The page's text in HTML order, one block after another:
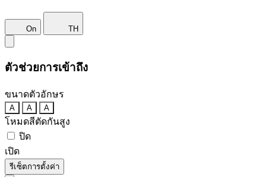
On TH
ตัวช่วยการเข้าถึง
ขนาดตัวอักษร
A A A
โหมดสีตัดกันสูง
ปิด
เปิด
รีเซ็ตการตั้งค่า